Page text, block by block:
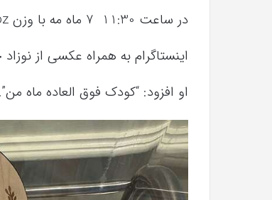
در ساعت 11:30 7 ماه مه با وزن 8lbs5oz ، چارلی النا کاراسکو به این جهان آمد.، “مورگان در
اینستاگرام به همراه عکسی از
او افزود: “کودک فوق العاده ماه من”.